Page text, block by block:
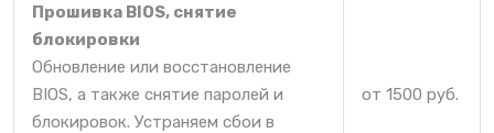
Прошивка BIOS, снятие
блокировки
Обновление или восстановление
BIOS, а также снятие паролей и
блокировок. Устраняем сбои в
от 1500 руб.